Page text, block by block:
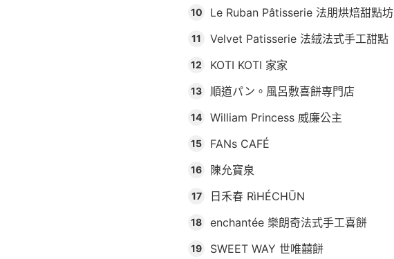
10 Le Ruban Pâtisserie 法朋烘焙甜點坊
11 Velvet Patisserie 法絨法式手工甜點
12 KOTI KOTI 家家
13 順道パン。風呂敷喜餅専門店
14 William Princess 威廉公主
15 FANs CAFÉ
16 陳允寶泉
17 日禾春 RìHÉCHŪN
18 enchantée 樂朗奇法式手工喜餅
19 SWEET WAY 世唯囍餅